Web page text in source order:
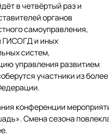
в четвёртый раз и
органов
самоуправления,
ГИСОГД и иных
систем,
управления развитием
участники из более
конференции
Смена сезона